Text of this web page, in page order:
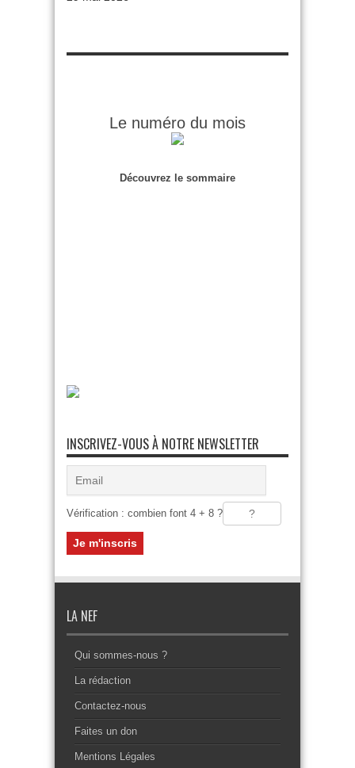
Le numéro du mois
Découvrez le sommaire
INSCRIVEZ-VOUS À NOTRE NEWSLETTER
Vérification : combien font 4 + 8 ?
LA NEF
Qui sommes-nous ?
La rédaction
Contactez-nous
Faites un don
Mentions Légales